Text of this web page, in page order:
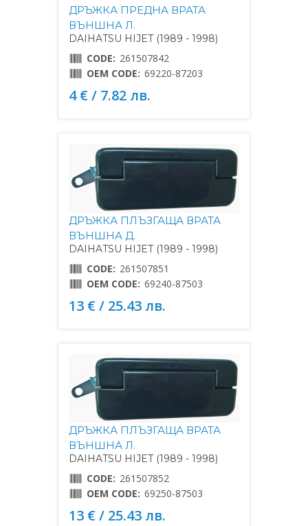
ДРЪЖКА ПРЕДНА ВРАТА
ВЪНШНА Л.
DAIHATSU HIJET (1989 - 1998)
CODE: 261507842
OEM CODE: 69220-87203
4 € / 7.82 лв.
ДРЪЖКА ПЛЪЗГАЩА ВРАТА
ВЪНШНА Д.
DAIHATSU HIJET (1989 - 1998)
CODE: 261507851
OEM CODE: 69240-87503
13 € / 25.43 лв.
ДРЪЖКА ПЛЪЗГАЩА ВРАТА
ВЪНШНА Л.
DAIHATSU HIJET (1989 - 1998)
CODE: 261507852
OEM CODE: 69250-87503
13 € / 25.43 лв.